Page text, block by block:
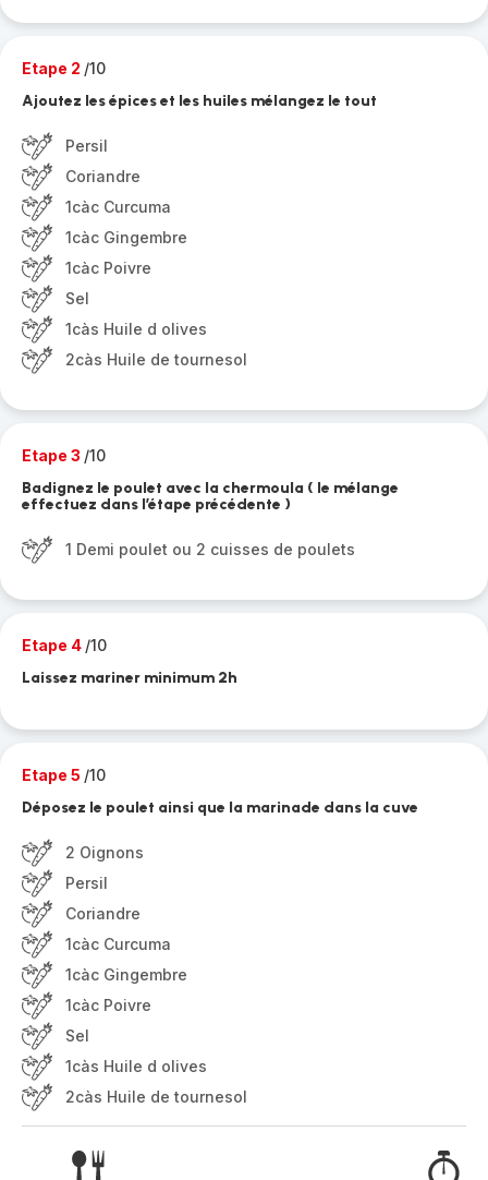
Etape 2 /10
Ajoutez les épices et les huiles mélangez le tout
Persil
Coriandre
1càc Curcuma
1càc Gingembre
1càc Poivre
Sel
1càs Huile d olives
2càs Huile de tournesol
Etape 3 /10
Badignez le poulet avec la chermoula ( le mélange
effectuez dans l’étape précédente )
1 Demi poulet ou 2 cuisses de poulets
Etape 4 /10
Laissez mariner minimum 2h
Etape 5 /10
Déposez le poulet ainsi que la marinade dans la cuve
2 Oignons
Persil
Coriandre
1càc Curcuma
1càc Gingembre
1càc Poivre
Sel
1càs Huile d olives
2càs Huile de tournesol